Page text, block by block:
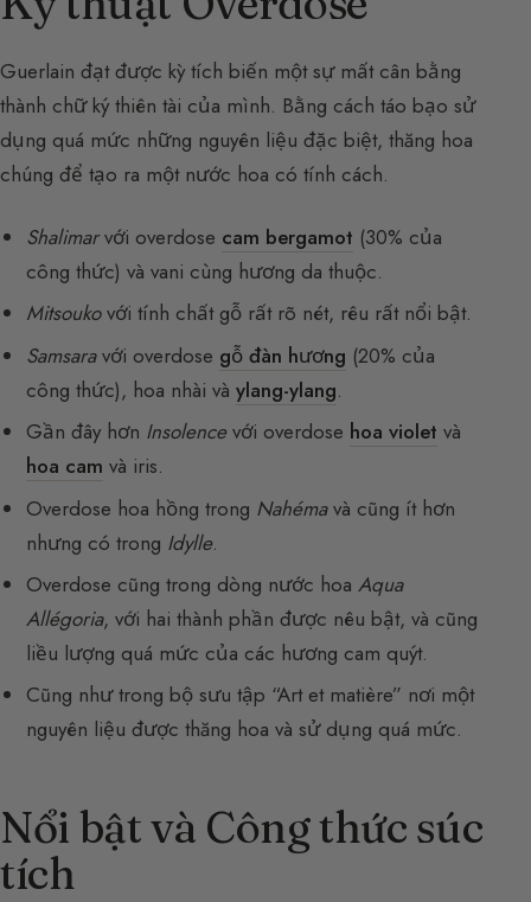
Guerlain đạt được kỳ tích biến một sự mất cân bằng
thành chữ ký thiên tài của mình. Bằng cách táo bạo sử
dụng quá mức những nguyên liệu đặc biệt, thăng hoa
chúng để tạo ra một nước hoa có tính cách.
Shalimarvới overdose cam bergamot (30% của
công thức) và vani cùng hương da thuộc.
Mitsoukovới tính chất gỗ rất rõ nét, rêu rất nổi bật.
Samsaravới overdose gỗ đàn hương (20% của
công thức), hoa nhài vàylang-ylang.
Gần đây hơn Insolencevới overdose hoa violet và
hoa cam và iris.
Overdose hoa hồng trong Nahémavà cũng ít hơn
nhưng có trong Idylle.
Overdose cũng trong dòng nước hoaAqua
Allégoria, với hai thành phần được nêu bật, và cũng
liều lượng quá mức của các hương cam quýt.
Cũng như trong bộ sưu tập “Art et matière” nơi một
nguyên liệu được thăng hoa và sử dụng quá mức.
Nổi bật và Công thức súc
tích